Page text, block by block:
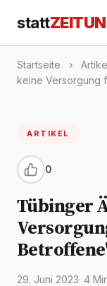
statt
Startseite ›
keine Versorgung
ARTIKEL
0
Tübinger
29. Juni 2023· 4